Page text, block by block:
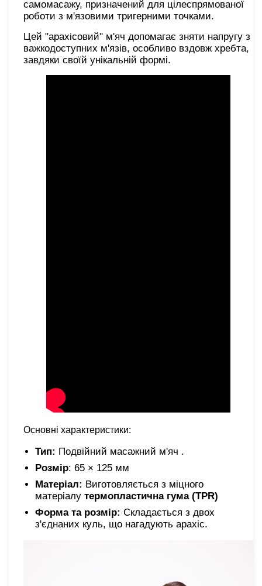
самомасажу, призначений для цілеспрямованої
роботи з м'язовими тригерними точками.
Цей "арахісовий" м'яч допомагає зняти напругу з
важкодоступних м'язів, особливо вздовж хребта,
завдяки своїй унікальній формі.
Основні характеристики:
Тип: Подвійний масажний м'яч .
Розмір: 65 × 125 мм
Матеріал: Виготовляється з міцного
матеріалу термопластична гума (TPR)
Форма та розмір: Складається з двох
з'єднаних куль, що нагадують арахіс.